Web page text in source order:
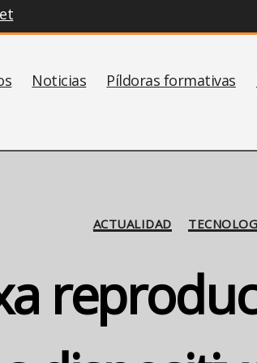
Noticias Píldoras formativas
Categorías
ACTUALIDAD